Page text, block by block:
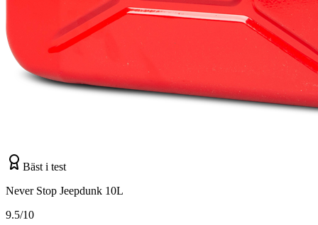
Bäst i test
Never Stop Jeepdunk 10L
9.5/10